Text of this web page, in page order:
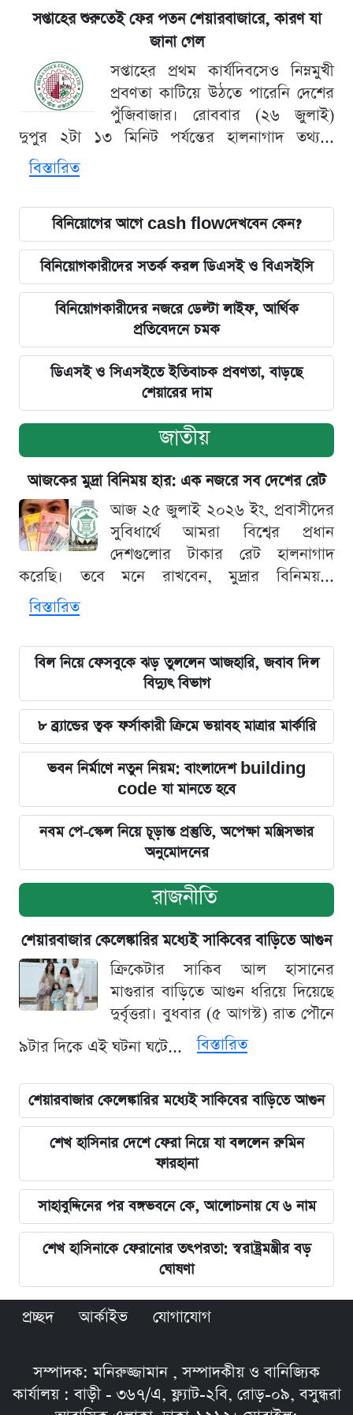
সপ্তাহের শুরুতেই ফের পতন শেয়ারবাজারে, কারণ যা
জানা গেল
সপ্তাহের প্রথম কার্যদিবসেও নিম্নমুখী
প্রবণতা কাটিয়ে উঠতে পারেনি দেশের
পুঁজিবাজার। রোববার (২৬ জুলাই)
দুপুর ২টা ১৩ মিনিট পর্যন্তের হালনাগাদ তথ্য...
বিস্তারিত
বিনিয়োগের আগে cash flowদেখবেন কেন?
বিনিয়োগকারীদের সতর্ক করল ডিএসই ও বিএসইসি
বিনিয়োগকারীদের নজরে ডেল্টা লাইফ, আর্থিক
প্রতিবেদনে চমক
ডিএসই ও সিএসইতে ইতিবাচক প্রবণতা, বাড়ছে
শেয়ারের দাম
জাতীয়
আজকের মুদ্রা বিনিময় হার: এক নজরে সব দেশের রেট
আজ ২৫ জুলাই ২০২৬ ইং, প্রবাসীদের
সুবিধার্থে আমরা বিশ্বের প্রধান
দেশগুলোর টাকার রেট হালনাগাদ
করেছি। তবে মনে রাখবেন, মুদ্রার বিনিময়...
বিস্তারিত
বিল নিয়ে ফেসবুকে ঝড় তুললেন আজহারি, জবাব দিল
বিদ্যুৎ বিভাগ
৮ ব্র্যান্ডের ত্বক ফর্সাকারী ক্রিমে ভয়াবহ মাত্রার মার্কারি
ভবন নির্মাণে নতুন নিয়ম: বাংলাদেশ building
code যা মানতে হবে
নবম পে-স্কেল নিয়ে চূড়ান্ত প্রস্তুতি, অপেক্ষা মন্ত্রিসভার
অনুমোদনের
রাজনীতি
শেয়ারবাজার কেলেঙ্কারির মধ্যেই সাকিবের বাড়িতে আগুন
ক্রিকেটার সাকিব আল হাসানের
মাগুরার বাড়িতে আগুন ধরিয়ে দিয়েছে
দুর্বৃত্তরা। বুধবার (৫ আগস্ট) রাত পৌনে
৯টার দিকে এই ঘটনা ঘটে...
বিস্তারিত
শেয়ারবাজার কেলেঙ্কারির মধ্যেই সাকিবের বাড়িতে আগুন
শেখ হাসিনার দেশে ফেরা নিয়ে যা বললেন রুমিন
ফারহানা
সাহাবুদ্দিনের পর বঙ্গভবনে কে, আলোচনায় যে ৬ নাম
শেখ হাসিনাকে ফেরানোর তৎপরতা: স্বরাষ্ট্রমন্ত্রীর বড়
ঘোষণা
প্রচ্ছদ আর্কাইভ যোগাযোগ
সম্পাদক: মনিরুজ্জামান , সম্পাদকীয় ও বানিজ্যিক
কার্যালয় : বাড়ী - ৩৬৭/এ, ফ্ল্যাট-২বি, রোড়-০৯, বসুন্ধরা